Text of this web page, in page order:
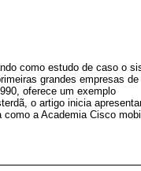
como estudo de caso o
grandes empresas de
oferece um exemplo
o artigo inicia
a Academia Cisco